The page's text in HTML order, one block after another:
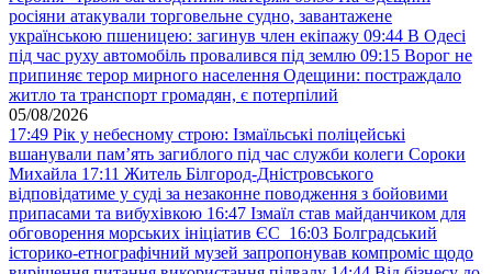
росіяни атакували торговельне судно, завантажене
українською пшеницею: загинув член екіпажу 09:44 В Одесі
під час руху автомобіль провалився під землю 09:15 Ворог не
припиняє терор мирного населення Одещини: постраждало
житло та транспорт громадян, є потерпілий
05/08/2026
17:49 Рік у небесному строю: Ізмаїльські поліцейські
вшанували пам’ять загиблого під час служби колеги Сороки
Михайла 17:11 Житель Білгород-Дністровського
відповідатиме у суді за незаконне поводження з бойовими
припасами та вибухівкою 16:47 Ізмаїл став майданчиком для
обговорення морських ініціатив ЄС 16:03 Болградський
історико-етнографічний музей запропонував компроміс щодо